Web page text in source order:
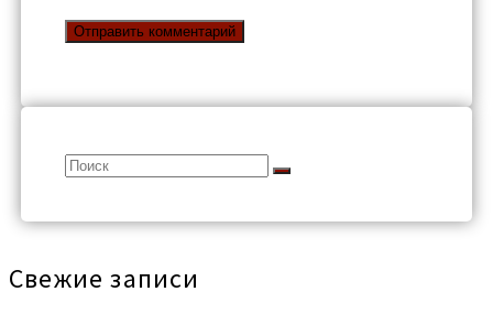
Search
Свежие записи